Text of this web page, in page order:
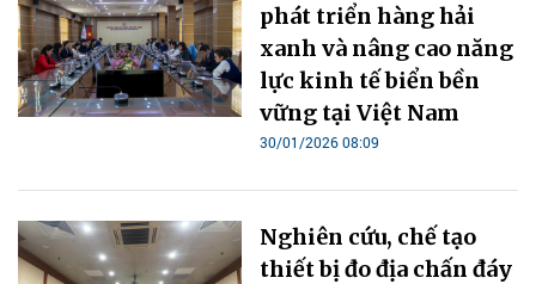
phát triển hàng hải
xanh và nâng cao năng
lực kinh tế biển bền
vững tại Việt Nam
30/01/2026 08:09
Nghiên cứu, chế tạo
thiết bị đo địa chấn đáy